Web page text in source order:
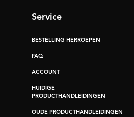
Service
BESTELLING HERROEPEN
FAQ
ACCOUNT
HUIDIGE
PRODUCTHANDLEIDINGEN
OUDE PRODUCTHANDLEIDINGEN